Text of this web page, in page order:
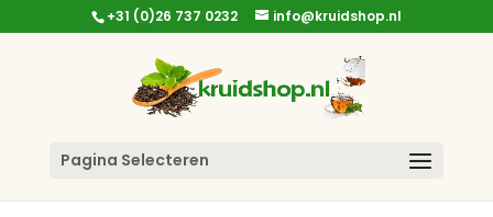
+31 (0)26 737 0232 info@kruidshop.nl
Pagina Selecteren